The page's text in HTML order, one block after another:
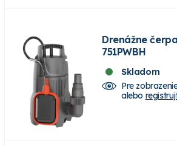
Drenážne
751PWBH
Skladom
Pre
alebo